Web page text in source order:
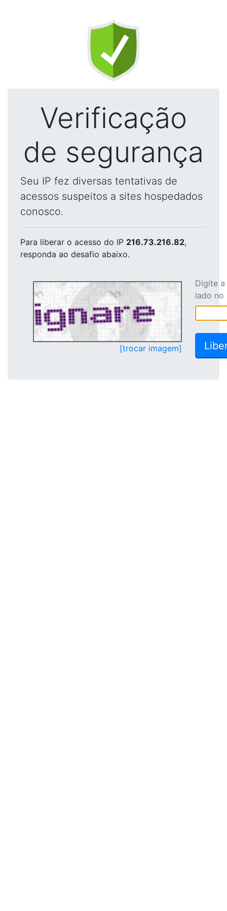
Verificação
de segurança
Seu IP fez diversas tentativas de
acessos suspeitos a sites hospedados
conosco.
Para liberar o acesso do IP 216.73.216.82,
responda ao desafio abaixo.
[trocar imagem]
Digite
lado no